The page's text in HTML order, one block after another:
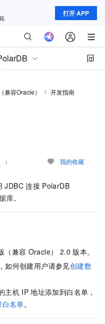
打开 APP
容Oracle）
开发指南
我的收藏
JDBC 连接 PolarDB
库。
（兼容 Oracle） 2.0 版本。
如何创建用户请参见创建数
主机 IP 地址添加到白名单，
白名单。